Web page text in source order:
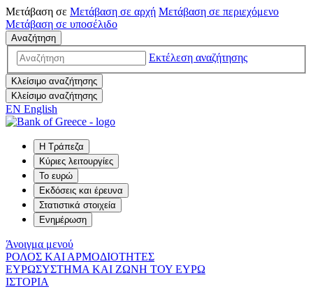
Μετάβαση σε Μετάβαση σε αρχή Μετάβαση σε περιεχόμενο
Μετάβαση σε υποσέλιδο
Αναζήτηση
Εκτέλεση αναζήτησης
Κλείσιμο αναζήτησης
Κλείσιμο αναζήτησης
EN English
Η Τράπεζα
Κύριες λειτουργίες
Το ευρώ
Εκδόσεις και έρευνα
Στατιστικά στοιχεία
Ενημέρωση
Άνοιγμα μενού
ΡΟΛΟΣ ΚΑΙ ΑΡΜΟΔΙΟΤΗΤΕΣ
ΕΥΡΩΣΥΣΤΗΜΑ ΚΑΙ ΖΩΝΗ ΤΟΥ ΕΥΡΩ
ΙΣΤΟΡΙΑ